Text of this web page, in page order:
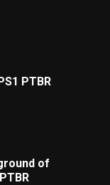
PTBR
of